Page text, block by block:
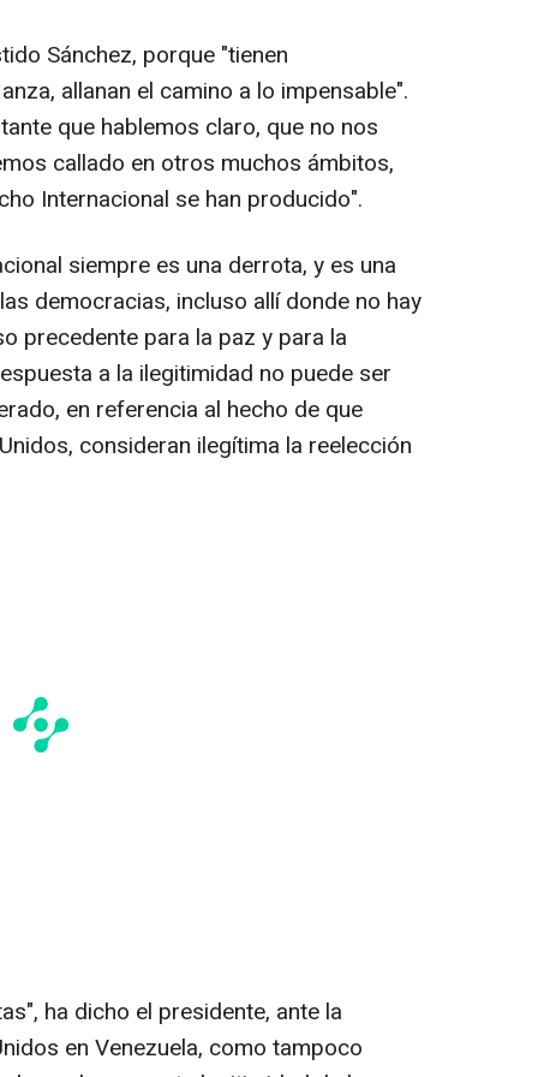
Sánchez, porque "tienen
allanan el camino a lo impensable".
que hablemos claro, que no nos
callado en otros muchos ámbitos,
Internacional se han producido".
siempre es una derrota, y es una
democracias, incluso allí donde no hay
precedente para la paz y para la
a la ilegitimidad no puede ser
en referencia al hecho de que
consideran ilegítima la reelección
ha dicho el presidente, ante la
en Venezuela, como tampoco